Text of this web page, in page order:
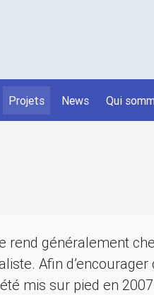
Projets News Qui
rend généralement
Afin
mis sur pied en